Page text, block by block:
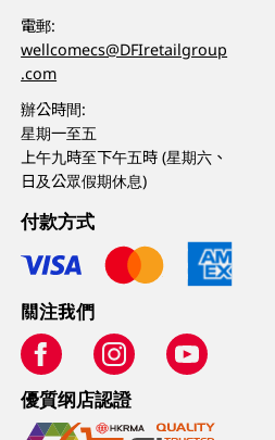
電郵:
wellcomecs@DFIretailgroup
.com
辦公時間:
星期一至五
上午九時至下午五時 (星期六、
日及公眾假期休息)
付款方式
關注我們
優質纲店認證